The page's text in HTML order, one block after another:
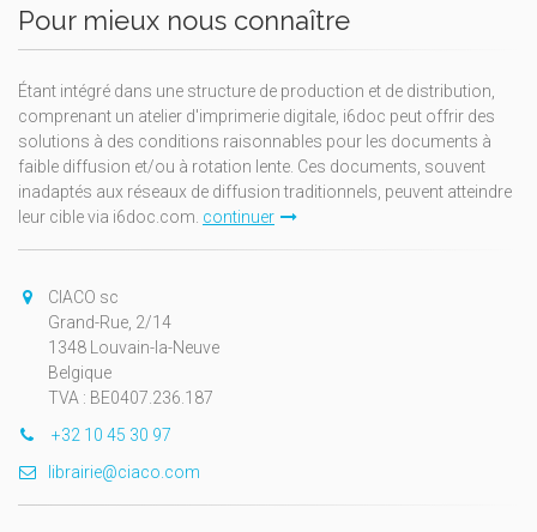
Pour mieux nous connaître
Étant intégré dans une structure de production et de distribution,
comprenant un atelier d'imprimerie digitale, i6doc peut offrir des
solutions à des conditions raisonnables pour les documents à
faible diffusion et/ou à rotation lente. Ces documents, souvent
inadaptés aux réseaux de diffusion traditionnels, peuvent atteindre
leur cible via i6doc.com. continuer
CIACO sc
Grand-Rue, 2/14
1348 Louvain-la-Neuve
Belgique
TVA : BE0407.236.187
+32 10 45 30 97
librairie@ciaco.com